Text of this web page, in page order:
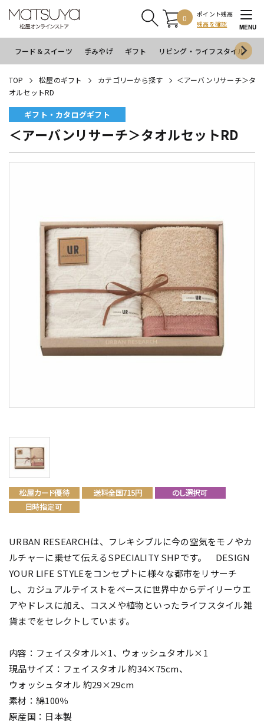
0
ポイント残高
残高を確認
MENU
フード＆スイーツ 手みやげ ギフト リビング・ライフスタイル
TOP 松屋のギフト カテゴリーから探す
＜アーバンリサーチ＞タ
オルセットRD
ギフト・カタログギフト
＜アーバンリサーチ＞タオルセットRD
URBAN RESEARCHは、フレキシブルに今の空気をモノやカ
ルチャーに乗せて伝えるSPECIALITY SHPです。 DESIGN
YOUR LIFE STYLEをコンセプトに様々な都市をリサーチ
し、カジュアルテイストをベースに世界中からデイリーウエ
アやドレスに加え、コスメや植物といったライフスタイル雑
貨までをセレクトしています。
内容：フェイスタオル×1、ウォッシュタオル×1
現品サイズ：フェイスタオル 約34×75cm、
ウォッシュタオル 約29×29cm
素材：綿100％
原産国：日本製